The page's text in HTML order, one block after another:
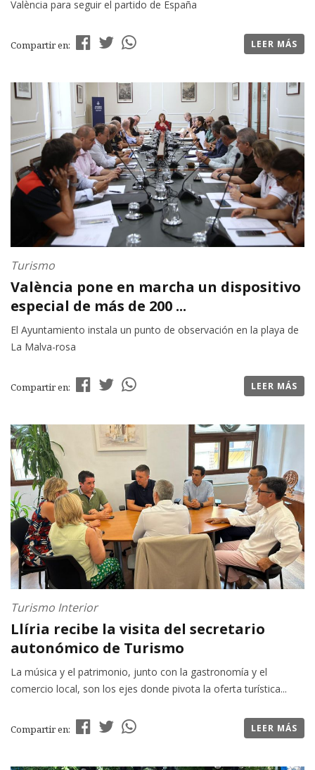
València para seguir el partido de España
Compartir en: LEER MÁS
Turismo
València pone en marcha un dispositivo
especial de más de 200 ...
El Ayuntamiento instala un punto de observación en la playa de
La Malva-rosa
Compartir en: LEER MÁS
Turismo Interior
Llíria recibe la visita del secretario
autonómico de Turismo
La música y el patrimonio, junto con la gastronomía y el
comercio local, son los ejes donde pivota la oferta turística...
Compartir en: LEER MÁS